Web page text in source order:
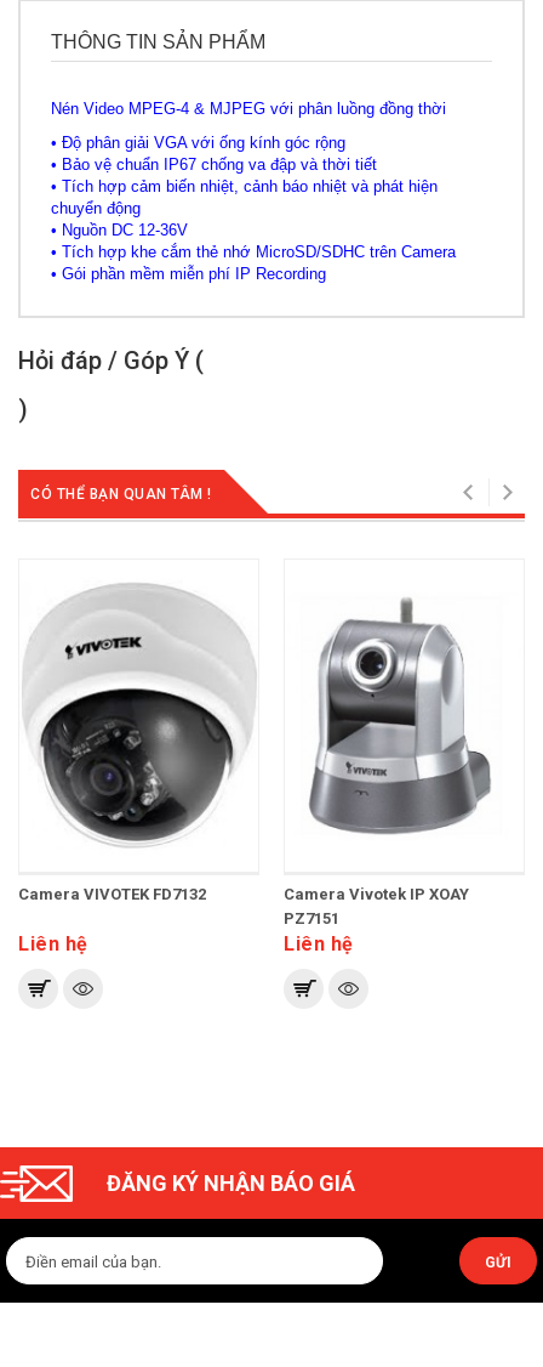
THÔNG TIN SẢN PHẨM
Nén Video MPEG-4 & MJPEG với phân luồng đồng thời
• Độ phân giải VGA với ống kính góc rộng
• Bảo vệ chuẩn IP67 chống va đập và thời tiết
• Tích hợp cảm biến nhiệt, cảnh báo nhiệt và phát hiện
chuyển động
• Nguồn DC 12-36V
• Tích hợp khe cắm thẻ nhớ MicroSD/SDHC trên Camera
• Gói phần mềm miễn phí IP Recording
Hỏi đáp / Góp Ý (
)
CÓ THỂ BẠN QUAN TÂM !
Camera VIVOTEK FD7132
Liên hệ
Camera Vivotek IP XOAY
PZ7151
Liên hệ
ĐĂNG KÝ NHẬN BÁO GIÁ
GỬI